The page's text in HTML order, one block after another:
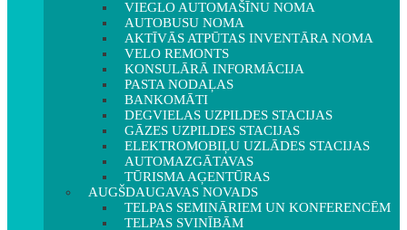
VIEGLO AUTOMAŠĪNU NOMA
AUTOBUSU NOMA
AKTĪVĀS ATPŪTAS INVENTĀRA NOMA
VELO REMONTS
KONSULĀRĀ INFORMĀCIJA
PASTA NODAĻAS
BANKOMĀTI
DEGVIELAS UZPILDES STACIJAS
GĀZES UZPILDES STACIJAS
ELEKTROMOBIĻU UZLĀDES STACIJAS
AUTOMAZGĀTAVAS
TŪRISMA AĢENTŪRAS
AUGŠDAUGAVAS NOVADS
TELPAS SEMINĀRIEM UN KONFERENCĒM
TELPAS SVINĪBĀM